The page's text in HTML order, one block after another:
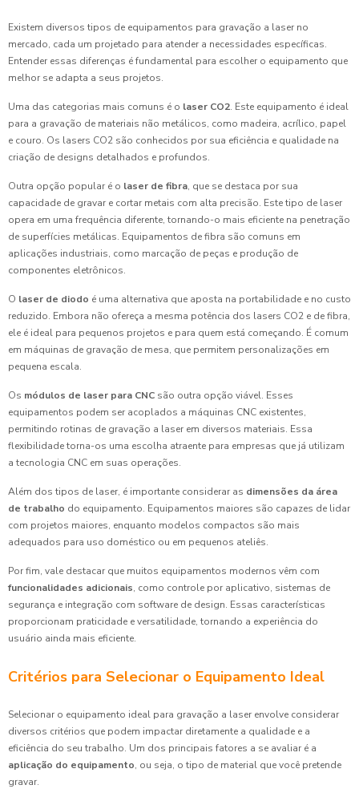
Existem diversos tipos de equipamentos para gravação a laser no
mercado, cada um projetado para atender a necessidades específicas.
Entender essas diferenças é fundamental para escolher o equipamento que
melhor se adapta a seus projetos.
Uma das categorias mais comuns é o laser CO2. Este equipamento é ideal
para a gravação de materiais não metálicos, como madeira, acrílico, papel
e couro. Os lasers CO2 são conhecidos por sua eficiência e qualidade na
criação de designs detalhados e profundos.
Outra opção popular é o laser de fibra, que se destaca por sua
capacidade de gravar e cortar metais com alta precisão. Este tipo de laser
opera em uma frequência diferente, tornando-o mais eficiente na penetração
de superfícies metálicas. Equipamentos de fibra são comuns em
aplicações industriais, como marcação de peças e produção de
componentes eletrônicos.
O laser de diodo é uma alternativa que aposta na portabilidade e no custo
reduzido. Embora não ofereça a mesma potência dos lasers CO2 e de fibra,
ele é ideal para pequenos projetos e para quem está começando. É comum
em máquinas de gravação de mesa, que permitem personalizações em
pequena escala.
Os módulos de laser para CNC são outra opção viável. Esses
equipamentos podem ser acoplados a máquinas CNC existentes,
permitindo rotinas de gravação a laser em diversos materiais. Essa
flexibilidade torna-os uma escolha atraente para empresas que já utilizam
a tecnologia CNC em suas operações.
Além dos tipos de laser, é importante considerar as dimensões da área
de trabalho do equipamento. Equipamentos maiores são capazes de lidar
com projetos maiores, enquanto modelos compactos são mais
adequados para uso doméstico ou em pequenos ateliês.
Por fim, vale destacar que muitos equipamentos modernos vêm com
funcionalidades adicionais, como controle por aplicativo, sistemas de
segurança e integração com software de design. Essas características
proporcionam praticidade e versatilidade, tornando a experiência do
usuário ainda mais eficiente.
Critérios para Selecionar o Equipamento Ideal
Selecionar o equipamento ideal para gravação a laser envolve considerar
diversos critérios que podem impactar diretamente a qualidade e a
eficiência do seu trabalho. Um dos principais fatores a se avaliar é a
aplicação do equipamento, ou seja, o tipo de material que você pretende
gravar.